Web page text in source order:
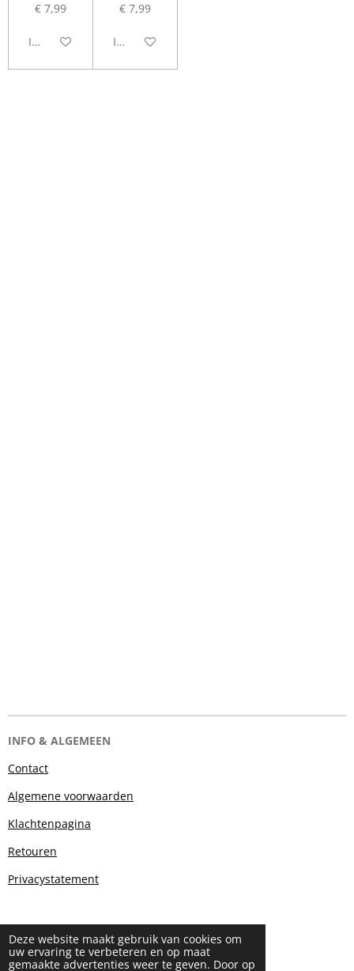
Deze website maakt gebruik van cookies om
uw ervaring te verbeteren en op maat
gemaakte advertenties weer te geven. Door op
€ 7,99
In winkelwagen
€ 7,99
In winkelwagen
INFO & ALGEMEEN
Contact
Algemene voorwaarden
Klachtenpagina
Retouren
Privacystatement